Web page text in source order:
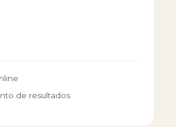
de resultados